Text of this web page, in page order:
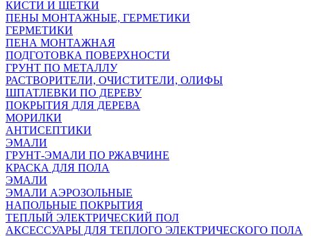
КИСТИ И ЩЕТКИ
ПЕНЫ МОНТАЖНЫЕ, ГЕРМЕТИКИ
ГЕРМЕТИКИ
ПЕНА МОНТАЖНАЯ
ПОДГОТОВКА ПОВЕРХНОСТИ
ГРУНТ ПО МЕТАЛЛУ
РАСТВОРИТЕЛИ, ОЧИСТИТЕЛИ, ОЛИФЫ
ШПАТЛЕВКИ ПО ДЕРЕВУ
ПОКРЫТИЯ ДЛЯ ДЕРЕВА
МОРИЛКИ
АНТИСЕПТИКИ
ЭМАЛИ
ГРУНТ-ЭМАЛИ ПО РЖАВЧИНЕ
КРАСКА ДЛЯ ПОЛА
ЭМАЛИ
ЭМАЛИ АЭРОЗОЛЬНЫЕ
НАПОЛЬНЫЕ ПОКРЫТИЯ
ТЕПЛЫЙ ЭЛЕКТРИЧЕСКИЙ ПОЛ
АКСЕССУАРЫ ДЛЯ ТЕПЛОГО ЭЛЕКТРИЧЕСКОГО ПОЛА